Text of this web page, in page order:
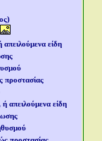
είδη
προστασίας
απειλούμενα είδη